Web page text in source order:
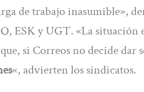
de trabajo inasumible»,
ESK y UGT. «La situación
si Correos no decide dar
«, advierten los sindicatos.